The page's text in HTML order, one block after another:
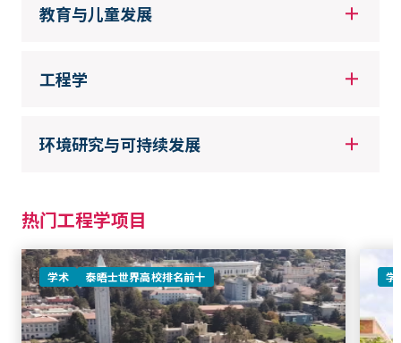
教育与儿童发展
工程学
环境研究与可持续发展
热门工程学项目
学术 泰晤士世界高校排名前十 学